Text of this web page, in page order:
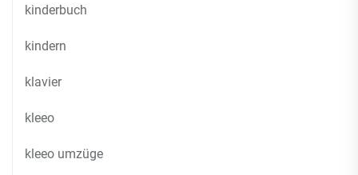
kinderbuch
kindern
klavier
kleeo
kleeo umzüge